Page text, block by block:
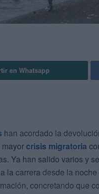
en Whatsapp
han acordado la
crisis migratoria
Ya han salido varios y
la carrera desde la
concretando que